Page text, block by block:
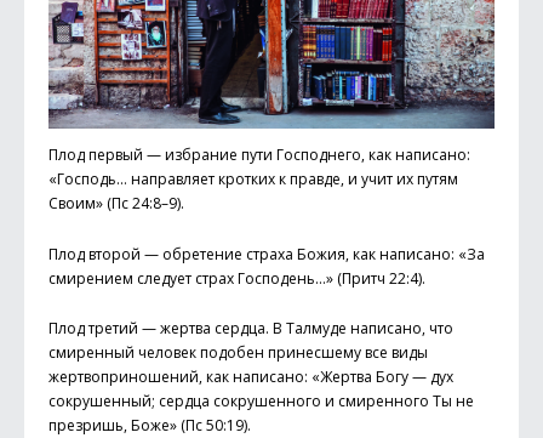
Плод первый — избрание пути Господнего, как написано:
«Господь… направляет кротких к правде, и учит их путям
Своим» (Пс 24:8–9).
Плод второй — обретение страха Божия, как написано: «За
смирением следует страх Господень…» (Притч 22:4).
Плод третий — жертва сердца. В Талмуде написано, что
смиренный человек подобен принесшему все виды
жертвоприношений, как написано: «Жертва Богу — дух
сокрушенный; сердца сокрушенного и смиренного Ты не
презришь, Боже» (Пс 50:19).